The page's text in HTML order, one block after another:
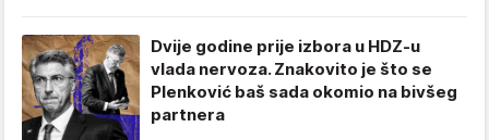
Dvije godine prije izbora u HDZ-u
vlada nervoza. Znakovito je što se
Plenković baš sada okomio na bivšeg
partnera